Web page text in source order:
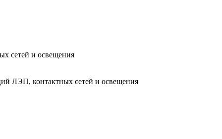
сетей и освещения
ЛЭП, контактных сетей и освещения